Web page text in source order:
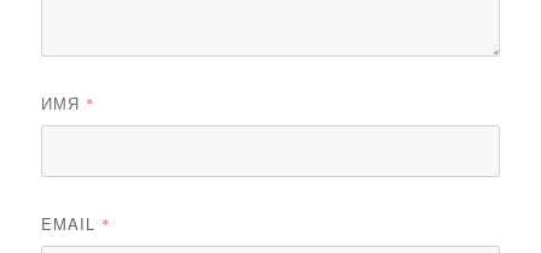
ИМЯ *
EMAIL *